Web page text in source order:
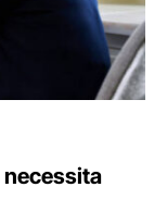
necessita